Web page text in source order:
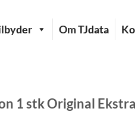
Om TJdata
1 stk Original